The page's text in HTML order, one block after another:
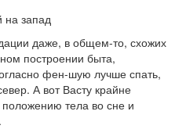
даже, в общем-то, схожих
построении быта,
фен-шую лучше спать,
А вот Васту крайне
положению тела во сне и